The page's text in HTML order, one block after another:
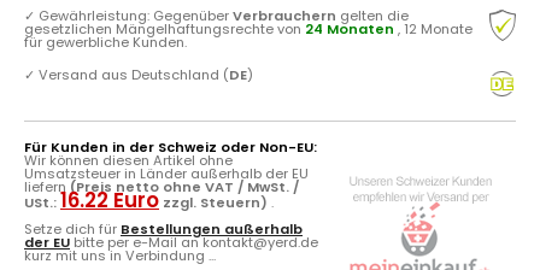
✓ Gewährleistung: GegenüberVerbrauchern gelten die
gesetzlichen Mängelhaftungsrechte von 24 Monaten , 12 Monate
für gewerbliche Kunden.
✓ Versand aus Deutschland (DE)
Für Kunden in der Schweiz oder Non-EU:
Wir können diesen Artikel ohne
Umsatzsteuer in Länder außerhalb der EU
liefern (Preis netto ohne VAT / MwSt. /
USt.:16.22 Euro zzgl. Steuern) .
Setze dich für Bestellungen außerhalb
der EU bitte per e-Mail an kontakt@yerd.de
kurz mit uns in Verbindung ...